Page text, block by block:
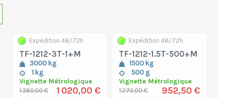
TF-1212-3T-1+M
3000 kg
1 kg
Vignette Métrologique
Expédition 48/72h
1 360,00 € 1 020,00 €
TF-1212-1.5T-500+M
1500 kg
500 g
Vignette Métrologique
Expédition 48/72h
1 270,00 € 952,50 €